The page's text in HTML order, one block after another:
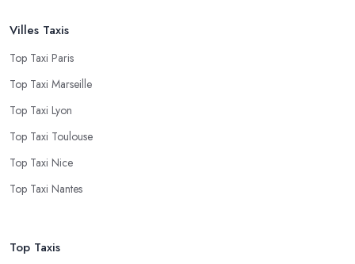
Villes Taxis
Top Taxi Paris
Top Taxi Marseille
Top Taxi Lyon
Top Taxi Toulouse
Top Taxi Nice
Top Taxi Nantes
Top Taxis